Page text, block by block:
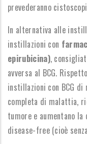
prevederanno
In alternativa alle
instillazioni con
epirubicina),
avversa al BCG.
instillazioni con BCG
completa di malattia,
tumore e aumentano
disease-free (cioè